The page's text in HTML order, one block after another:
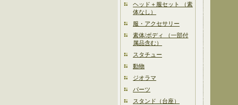
ヘッド＋服セット （素
体なし）
服・アクセサリー
素体/ボディ （一部付
属品含む）
スタチュー
動物
ジオラマ
パーツ
スタンド（台座）